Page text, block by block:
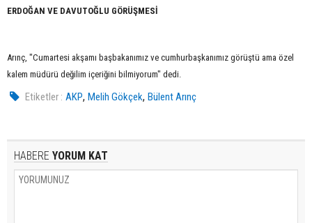
ERDOĞAN VE DAVUTOĞLU GÖRÜŞMESİ
Arınç, "Cumartesi akşamı başbakanımız ve cumhurbaşkanımız görüştü ama özel
kalem müdürü değilim içeriğini bilmiyorum" dedi.
Etiketler : AKP,Melih Gökçek,Bülent Arınç
HABERE YORUM KAT